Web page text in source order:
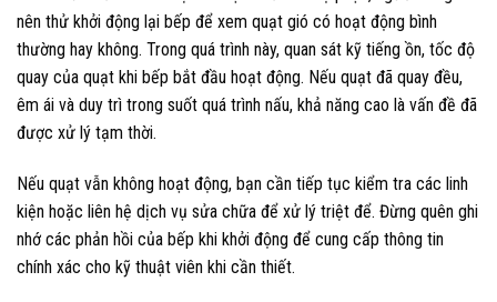
nên thử khởi động lại bếp để xem quạt gió có hoạt động bình
thường hay không. Trong quá trình này, quan sát kỹ tiếng ồn, tốc độ
quay của quạt khi bếp bắt đầu hoạt động. Nếu quạt đã quay đều,
êm ái và duy trì trong suốt quá trình nấu, khả năng cao là vấn đề đã
được xử lý tạm thời.
Nếu quạt vẫn không hoạt động, bạn cần tiếp tục kiểm tra các linh
kiện hoặc liên hệ dịch vụ sửa chữa để xử lý triệt để. Đừng quên ghi
nhớ các phản hồi của bếp khi khởi động để cung cấp thông tin
chính xác cho kỹ thuật viên khi cần thiết.